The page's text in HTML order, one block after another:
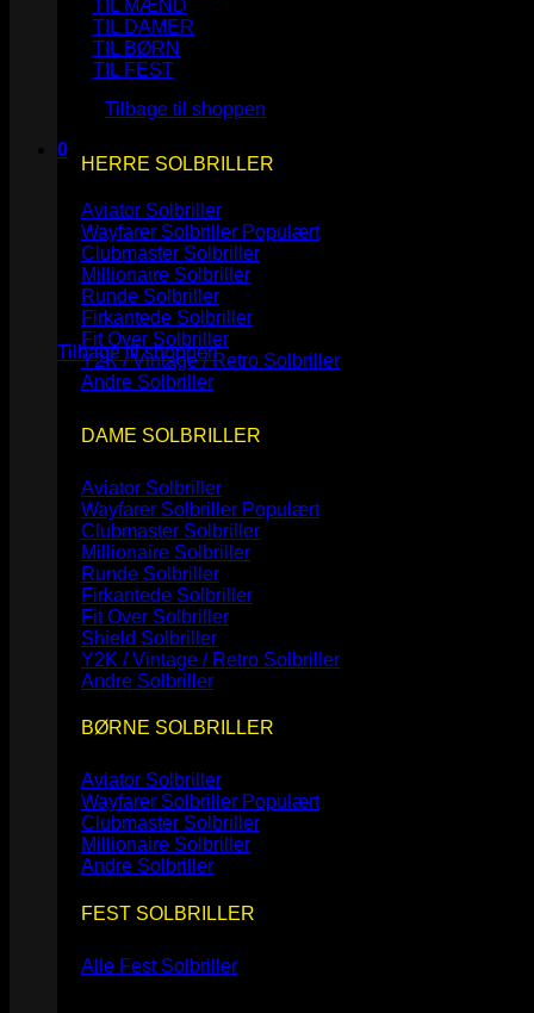
Ingen varer i kurven.
Tilbage til shoppen
0
Kurv
Ingen varer i kurven.
Tilbage til shoppen
TIL MÆND
TIL DAMER
TIL BØRN
TIL FEST
HERRE SOLBRILLER
Aviator Solbriller
Wayfarer Solbriller
Clubmaster Solbriller
Millionaire Solbriller
Runde Solbriller
Firkantede Solbriller
Fit Over Solbriller
Y2K / Vintage / Retro Solbriller
Andre Solbriller
DAME SOLBRILLER
Aviator Solbriller
Wayfarer Solbriller
Clubmaster Solbriller
Millionaire Solbriller
Runde Solbriller
Firkantede Solbriller
Fit Over Solbriller
Shield Solbriller
Y2K / Vintage / Retro Solbriller
Andre Solbriller
BØRNE SOLBRILLER
Aviator Solbriller
Wayfarer Solbriller
Clubmaster Solbriller
Millionaire Solbriller
Andre Solbriller
FEST SOLBRILLER
Alle Fest Solbriller